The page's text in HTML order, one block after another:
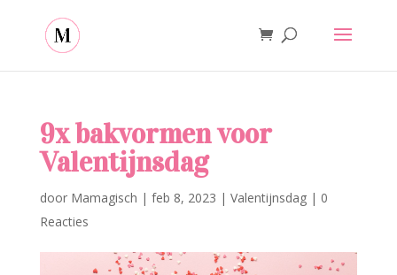
9x bakvormen voor
Valentijnsdag
door Mamagisch | feb 8, 2023 | Valentijnsdag| 0
Reacties